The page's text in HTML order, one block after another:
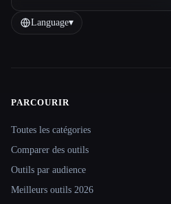
Language▾
Site navigation
PARCOURIR
Toutes les catégories
Comparer des outils
Outils par audience
Meilleurs outils 2026